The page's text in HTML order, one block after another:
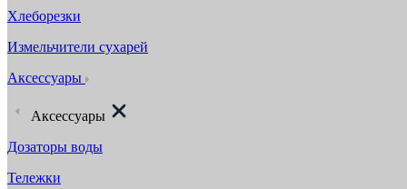
Хлеборезки
Измельчители сухарей
Аксессуары
Аксессуары
Дозаторы воды
Тележки